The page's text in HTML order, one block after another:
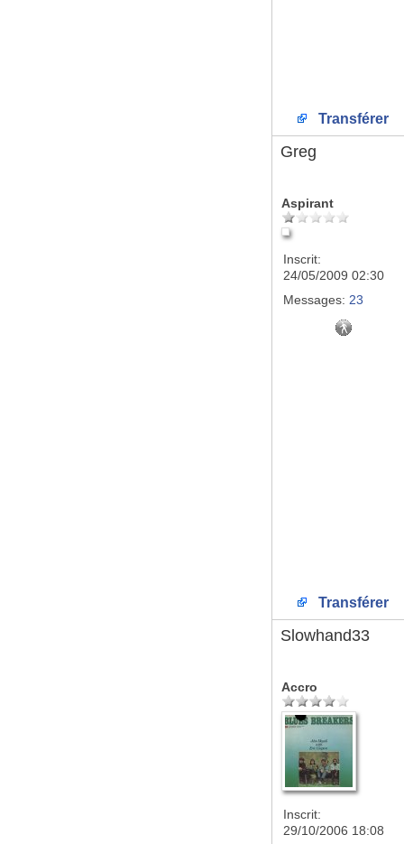
Transférer
Greg
Aspirant
Inscrit:
24/05/2009 02:30
Messages: 23
Transférer
Slowhand33
Accro
Inscrit:
29/10/2006 18:08